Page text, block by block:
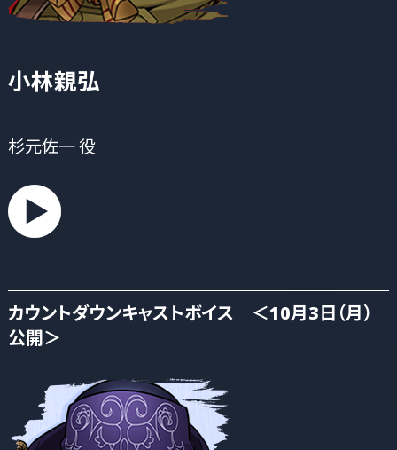
小林親弘
杉元佐一 役
カウントダウンキャストボイス ＜10月3日（月）
公開＞